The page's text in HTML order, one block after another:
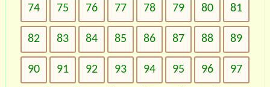
74 75 76 77 78 79 80 81
82 83 84 85 86 87 88 89
90 91 92 93 94 95 96 97